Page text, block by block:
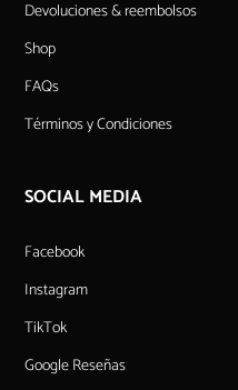
Devoluciones & reembolsos
Shop
FAQs
Términos y Condiciones
SOCIAL MEDIA
Facebook
Instagram
TikTok
Google Reseñas